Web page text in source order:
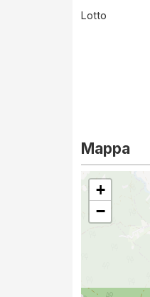
Lotto
Mappa
+
−